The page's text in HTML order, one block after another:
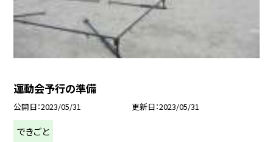
運動会予行の準備
公開日 2023/05/31 更新日 2023/05/31
できごと